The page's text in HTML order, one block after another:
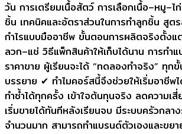
วัน การเตรียมเนื้อสัตว์ การเลือกเนื้อ–หมู–ไ
ชิ้น เทคนิคและอัตราส่วนในการทำลูกชิ้น สู
กำไรแบบมืออาชีพ ขั้นตอนการผลิตจริงตั้ง
ลวก–แช่ วิธีแพ็กสินค้าให้เก็บได้นาน การทำ
ราคาขาย ผู้เรียนจะได้ “ทดลองทำจริง” ทุก
บรรยาย ✔ ทำไมคอร์สนี้จึงช่วยให้เริ่มอาชีพ
ทำซ้ำได้ทุกครั้ง เข้าใจต้นทุนจริง ลดความเ
เริ่มขายได้ทันทีหลังเรียนจบ มีระบบครัวกลา
จำนวนมาก สามารถทำแบรนด์ตัวเองและขย